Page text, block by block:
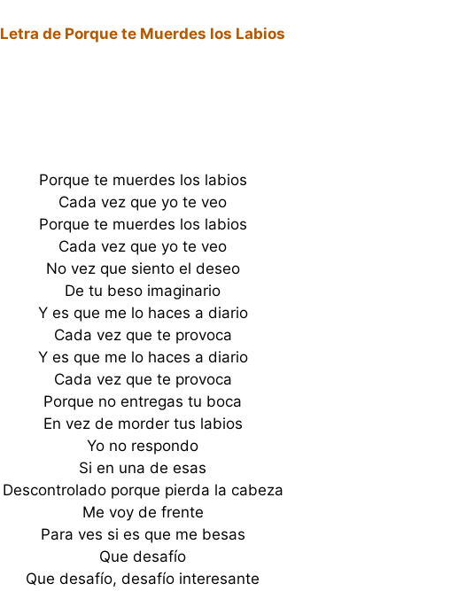
Letra de Porque te Muerdes los Labios
Porque te muerdes los labios
Cada vez que yo te veo
Porque te muerdes los labios
Cada vez que yo te veo
No vez que siento el deseo
De tu beso imaginario
Y es que me lo haces a diario
Cada vez que te provoca
Y es que me lo haces a diario
Cada vez que te provoca
Porque no entregas tu boca
En vez de morder tus labios
Yo no respondo
Si en una de esas
Descontrolado porque pierda la cabeza
Me voy de frente
Para ves si es que me besas
Que desafío
Que desafío, desafío interesante